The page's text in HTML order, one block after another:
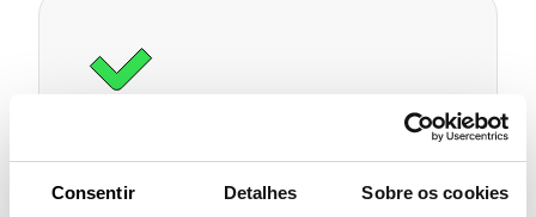
Consentir Detalhes Sobre os cookies
Prolific tem a confiança das
melhores universidades e é usado